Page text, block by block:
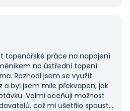
byl spokojený, protože mi
Vše proběhlo v pořádku
znovu.
topenářské práce na napojení
na ústřední topení
Rozhodl jsem se využít
a byl jsem mile překvapen, jak
Velmi oceňuji možnost
což mi ušetřilo spoustu